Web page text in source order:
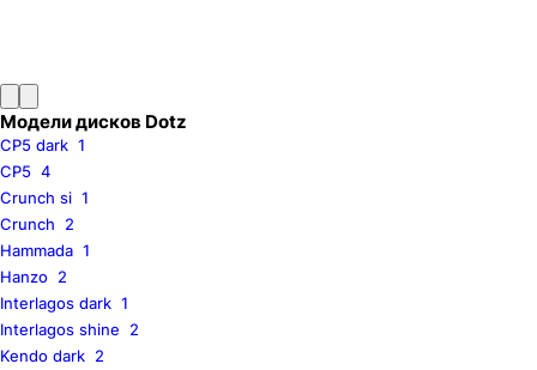
Модели дисков Dotz
CP5 dark 1
CP5 4
Crunch si 1
Crunch
2
Hammada 1
Hanzo 2
Interlagos dark 1
Interlagos shine
2
Kendo dark 2